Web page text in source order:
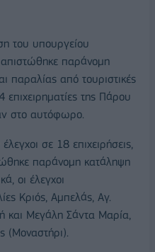
του υπουργείου
παράνομη
παραλίας από τουριστικές
επιχειρηματίες της Πάρου
στο αυτόφωρο.
σε 18 επιχειρήσεις,
παράνομη κατάληψη
οι έλεγχοι
Κριός, Αμπελάς, Αγ.
και Μεγάλη Σάντα Μαρία,
(Μοναστήρι).